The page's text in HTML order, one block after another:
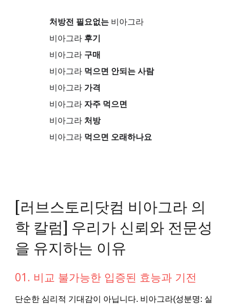
처방전 필요없는 비아그라
비아그라 후기
비아그라 구매
비아그라 먹으면 안되는 사람
비아그라 가격
비아그라자주 먹으면
비아그라 처방
비아그라 먹으면 오래하나요
[러브스토리닷컴 비아그라 의
학 칼럼] 우리가 신뢰와 전문성
을 유지하는 이유
01. 비교 불가능한 입증된 효능과 기전
단순한 심리적 기대감이 아닙니다. 비아그라(성분명: 실